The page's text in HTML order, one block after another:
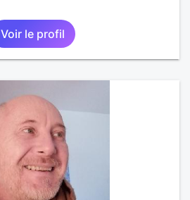
Voir le profil